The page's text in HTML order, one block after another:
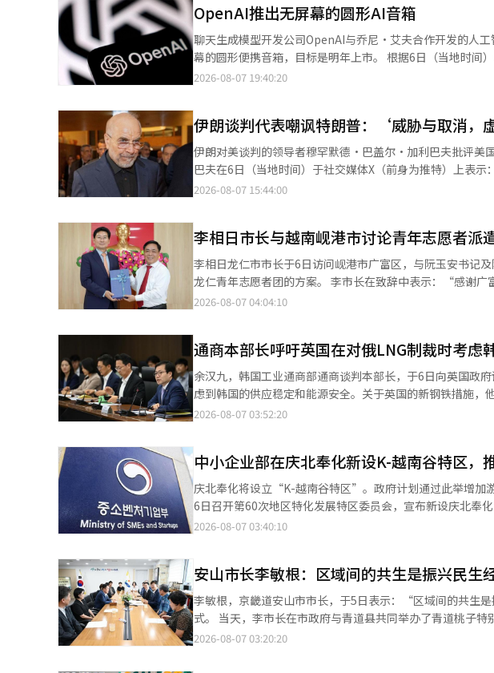
Reality）'。1000多名韩美科学技术人员参与，讨论AI、生
域的共同研究和技术商业化方案。 权吴南会长在开幕式欢迎辞中表示：“在全球技术创新中心美国奥兰多，韩美科学
技术人员能够共同开启将想象变为现实的创新之门，意义
界限产生共鸣时，将创造出改变人类未来的伟大成果。” 开幕式后举行的'AI论坛'上，围绕美国能源部（DOE）主导
的'基因任务'，讨论了高性能计算与AI、基础科学及工业现场的联动方案。 作为AI论坛的嘉宾，
角色。 UKC 2026除了学术项目外，还将进行产学研合作、技术商业化、科学技术政策、创业、下一代研究者培养等
项目。通过SEED研讨会、FIRE研讨会、创新与创业研讨会
建设。此外，科学技术团体总联合会还将举办'KOFST下一
流。※ 本报道经人工智能（AI）系统翻译与编辑。
OpenAI推出无屏幕的圆形AI音箱
聊天生成模型开发公司OpenAI与乔尼·艾夫合作开发的人
幕的圆形便携音箱，目标是明年上市。 根据6日（当地时间）彭博社的报道，该设备的大小与冰球相似，呈中间有孔
的圆形。它内置电池，可以在不连接电源的情况下在家中各处移动使用。 用户通过语音与设备进
正在工作。 预计价格将超过300美元（约合人民币4300元）。虽然比一般智能音箱贵，但仍低于iPhone等智能手机
的价格。 然而，与苹果的商业秘密诉讼可能影响上市时间。苹果公司已提起诉讼，称“OpenAI不当利用了其硬件设
计和制造相关的机密信息”，并向法院申请禁止使用该信息的临时禁令。 OpenAI则表示“没
密，正在开发的设备与苹果产品不同”，请求法院驳回诉讼
2026-08-07 19:40:20
伊朗谈判代表嘲讽特朗普：‘威胁与取消，
伊朗对美谈判的领导者穆罕默德·巴盖尔·加利巴夫批评美国
巴夫在6日（当地时间）于社交媒体X（前身为推特）上表
要谈判’的事情不断重复，”并指出这是“无休止的表演外交”。 他进一步表示：“以威胁、食言和假新闻
击。”他随后声称“美国与伊朗进行了长时间的谈判，交流
可能会采取军事行动。” 与此相反，伊朗否认了特朗普关于与美国进行直接谈判的说法。双方据悉通过卡塔尔、巴基
斯坦和阿曼等中介国进行意见交流。※ 本报道经人工智能（
2026-08-07 15:44:00
李相日市长与越南岘港市讨论青年志愿者派
李相日龙仁市市长于6日访问岘港市广富区，与阮玉安书记
龙仁青年志愿者团的方案。 李市长在致辞中表示：“感谢广富区的热情欢迎，似乎两座城市的关系随着时间的推移愈
加紧密。同时也感谢广仁市对广富区用人公共数字图书馆的良好运营。” 阮书记回应道：“广富
关注与合作。 龙仁市计划在“K-温暖村项目”的框架下，于2027年7月底至8月初派遣20余名青年志愿者至岘港市，
支持青年参与的国际交流与分享活动。 李市长表示：“这将是两座城市的青年相互交流、分享友谊的良好契机，希望
通过包括派遣龙仁青年志愿者团在内的多种交流项目共同成长。” 青年志愿者团将进行在“岘港市广富区
字图书馆”绘制壁画的志愿活动，并进行市代表角色“乔阿
括运营K-pop（韩国流行音乐）学院，与当地居民进行联合演出，介绍韩国民俗
区用人公共数字图书馆”是龙仁市首个国际发展合作项目。
平方米（约510坪）。图书馆内设有数字学习空间、阅览室和龙仁市宣传馆等设施。
莲花村于2015年建立的韩国式福利村，设有职业培训中心、韩文学
示：“龙仁市首次推进的国际发展合作项目以图书馆的形式
希望到访的儿童和青少年能够通过这座图书馆培养更大的梦想。” 另外，国际莲花村的母体组织国际莲花村
2026-08-07 04:04:10
通商本部长呼吁英国在对俄LNG制裁时考虑
余汉九，韩国工业通商部通商谈判本部长，于6日向英国政
虑到韩国的供应稳定和能源安全。关于英国的新钢铁措施
示，余本部长当天在首尔中区的韩国商会与英国新任通商部
响，将会影响韩国的LNG供应稳定和能源安全。他还提到，
国进口俄罗斯LNG的例外规定。他建议，英国在实施制裁
的困难，保持密切沟通并灵活合作。会议还讨论了英国的“
合理的进口配额，以便根据韩英自由贸易协定（FTA）的互
FTA改善谈判的后续措施以及英国碳边境调整机制（CBAM
2026-08-07 03:52:20
中小企业部在庆北奉化新设K-越南谷特区，
庆北奉化将设立“K-越南谷特区”。政府计划通过此举增加游客和常
6日召开第60次地区特化发展特区委员会，宣布新设庆北奉化的“奉化K-越南
《地区特区法》规定，允许地方政府选择性地适用130项规制特例
为基础，从2026年到2030年实施K-越南谷建设、创平水库
总投资3476亿韩元的8个特化项目。将适用《出入境管理法
籍工作人员的居留、土地利用、住房供应等项目推进的制度性限制。 自1992年建交以来，韩越交流
领域全面扩大。 中小企业部第一副部长诺永锡表示：“奉化K-越南谷特区是将韩越800年交流这一独特历史资源与文
化、旅游和地区经济振兴相结合的新尝试。”他还表示：“
2026-08-07 03:40:10
安山市长李敏根：区域间的共生是振兴民生
李敏根，京畿道安山市市长，于5日表示：“区域间的共生
式。 当天，李市长在市政府与青道县共同举办了青道桃子特别销售活动及故乡爱心捐赠互助捐赠仪式，表达了这一立
场。 通过与友好城市青道县的农特产品直销及故乡爱心捐赠互助，强化区域间的共生合作，推动民生经济的活跃。
2026-08-07 03:20:20